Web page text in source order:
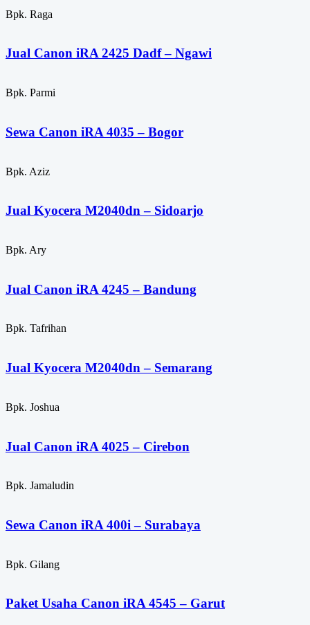
Bpk. Raga
Jual Canon iRA 2425 Dadf – Ngawi
Bpk. Parmi
Sewa Canon iRA 4035 – Bogor
Bpk. Aziz
Jual Kyocera M2040dn – Sidoarjo
Bpk. Ary
Jual Canon iRA 4245 – Bandung
Bpk. Tafrihan
Jual Kyocera M2040dn – Semarang
Bpk. Joshua
Jual Canon iRA 4025 – Cirebon
Bpk. Jamaludin
Sewa Canon iRA 400i – Surabaya
Bpk. Gilang
Paket Usaha Canon iRA 4545 – Garut